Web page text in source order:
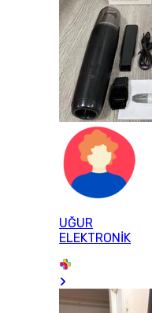
UĞUR
ELEKTRONİK